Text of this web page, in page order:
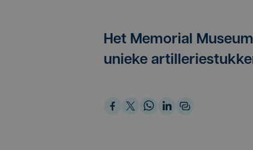
Het Memorial
unieke